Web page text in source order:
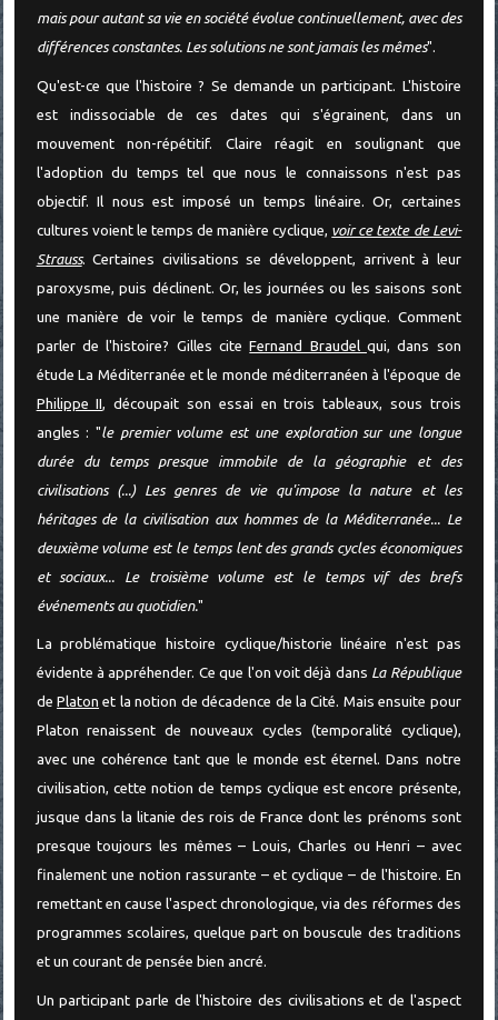
mais pour autant sa vie en société évolue continuellement, avec des
différences constantes. Les solutions ne sont jamais les mêmes".
Qu'est-ce que l'histoire ? Se demande un participant. L'histoire
est indissociable de ces dates qui s'égrainent, dans un
mouvement non-répétitif. Claire réagit en soulignant que
l'adoption du temps tel que nous le connaissons n'est pas
objectif. Il nous est imposé un temps linéaire. Or, certaines
cultures voient le temps de manière cyclique, voir ce texte de Levi-
Strauss. Certaines civilisations se développent, arrivent à leur
paroxysme, puis déclinent. Or, les journées ou les saisons sont
une manière de voir le temps de manière cyclique. Comment
parler de l'histoire? Gilles citeFernand Braudel qui, dans son
étude La Méditerranée et le monde méditerranéen à l'époque de
Philippe II, découpait son essai en trois tableaux, sous trois
angles : "le premier volume est une exploration sur une longue
durée du temps presque immobile de la géographie et des
civilisations (...) Les genres de vie qu'impose la nature et les
héritages de la civilisation aux hommes de la Méditerranée... Le
deuxième volume est le temps lent des grands cycles économiques
et sociaux... Le troisième volume est le temps vif des brefs
événements au quotidien."
La problématique histoire cyclique/historie linéaire n'est pas
évidente à appréhender. Ce que l'on voit déjà dans La République
dePlaton et la notion de décadence de la Cité. Mais ensuite pour
Platon renaissent de nouveaux cycles (temporalité cyclique),
avec une cohérence tant que le monde est éternel. Dans notre
civilisation, cette notion de temps cyclique est encore présente,
jusque dans la litanie des rois de France dont les prénoms sont
presque toujours les mêmes – Louis, Charles ou Henri – avec
finalement une notion rassurante – et cyclique – de l'histoire. En
remettant en cause l'aspect chronologique, via des réformes des
programmes scolaires, quelque part on bouscule des traditions
et un courant de pensée bien ancré.
Un participant parle de l'histoire des civilisations et de l'aspect